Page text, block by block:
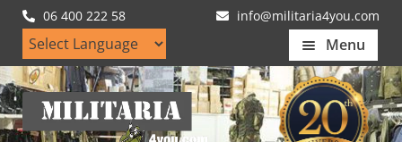
06 400 222 58 info@militaria4you.com
Menu
Home
Artikelen
Ga
door
Ga
naar